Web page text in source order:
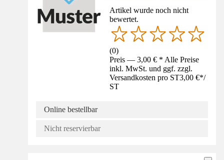
Artikel wurde noch nicht
bewertet.
(0)
Preis — 3,00 € * Alle Preise
inkl. MwSt. und ggf. zzgl.
Versandkosten pro ST3,00 €*/
ST
Online bestellbar
Nicht reservierbar